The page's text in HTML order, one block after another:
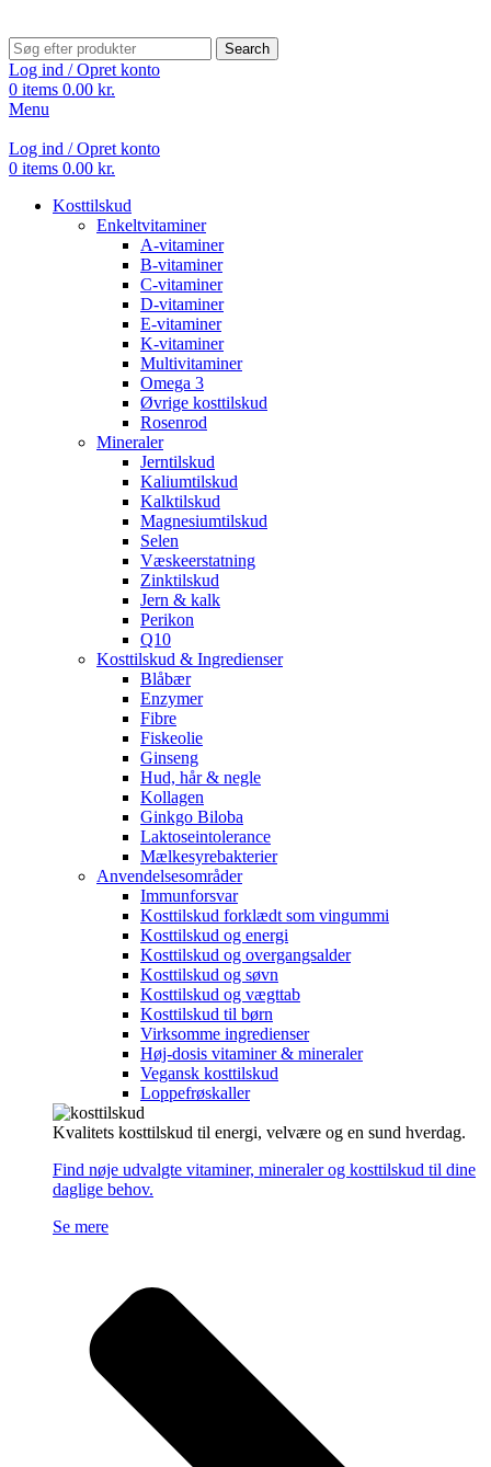
Search
Log ind / Opret konto
0 items 0.00 kr.
Menu
Log ind / Opret konto
0 items 0.00 kr.
Kosttilskud
Enkeltvitaminer
A-vitaminer
B-vitaminer
C-vitaminer
D-vitaminer
E-vitaminer
K-vitaminer
Multivitaminer
Omega 3
Øvrige kosttilskud
Rosenrod
Mineraler
Jerntilskud
Kaliumtilskud
Kalktilskud
Magnesiumtilskud
Selen
Væskeerstatning
Zinktilskud
Jern & kalk
Perikon
Q10
Kosttilskud & Ingredienser
Blåbær
Enzymer
Fibre
Fiskeolie
Ginseng
Hud, hår & negle
Kollagen
Ginkgo Biloba
Laktoseintolerance
Mælkesyrebakterier
Anvendelsesområder
Immunforsvar
Kosttilskud forklædt som vingummi
Kosttilskud og energi
Kosttilskud og overgangsalder
Kosttilskud og søvn
Kosttilskud og vægttab
Kosttilskud til børn
Virksomme ingredienser
Høj-dosis vitaminer & mineraler
Vegansk kosttilskud
Loppefrøskaller
Kvalitets kosttilskud til energi, velvære og en sund hverdag.
Find nøje udvalgte vitaminer, mineraler og kosttilskud til dine
daglige behov.
Se mere